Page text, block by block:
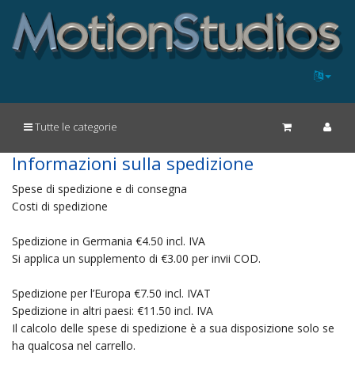
Tutte le categorie
Informazioni sulla spedizione
Spese di spedizione e di consegna
Costi di spedizione
Spedizione in Germania €4.50 incl. IVA
Si applica un supplemento di €3.00 per invii COD.
Spedizione per l’Europa €7.50 incl. IVAT
Spedizione in altri paesi: €11.50 incl. IVA
Il calcolo delle spese di spedizione è a sua disposizione solo se
ha qualcosa nel carrello.